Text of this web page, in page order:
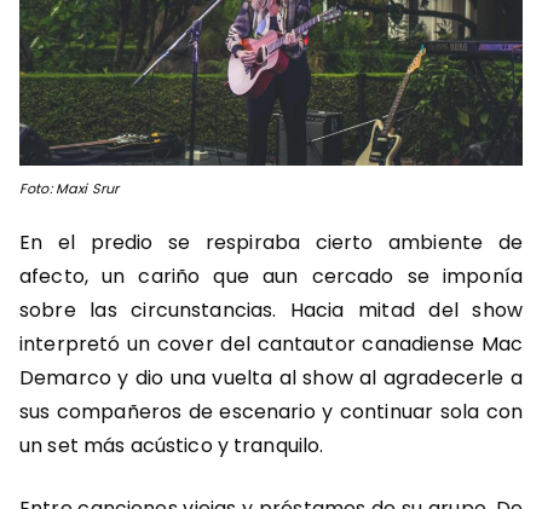
Foto: Maxi Srur
En el predio se respiraba cierto ambiente de
afecto, un cariño que aun cercado se imponía
sobre las circunstancias. Hacia mitad del show
interpretó un cover del cantautor canadiense Mac
Demarco y dio una vuelta al show al agradecerle a
sus compañeros de escenario y continuar sola con
un set más acústico y tranquilo.